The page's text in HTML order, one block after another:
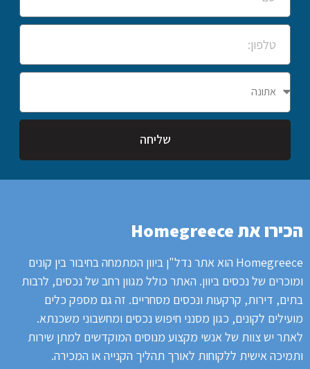
שליחה
הכירו את Homegreece
Homegreece הוא אתר נדל"ן ביוון המתמחה בחיבור בין קונים
ומוכרים של נכסים ביוון. האתר כולל מגוון רחב של נכסים, לרבות
בתים, דירות, קרקעות ונכסים מסחריים. זה גם מספק כלים
מועילים לקונים, כגון מסנני חיפוש נכסים ומחשבוני משכנתא.
לאתר יש צוות של אנשי מקצוע מנוסים המוקדשים למתן שירות
ותמיכה אישית ללקוחות לאורך תהליך הקנייה או המכירה.